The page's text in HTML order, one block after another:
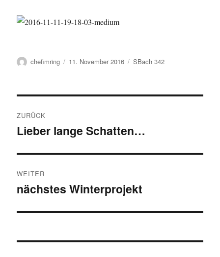
Autor
chefimring
Veröffentlicht
11. November 2016 Kategorien
SBach 342
ZURÜCK
Vorheriger
Lieber lange Schatten…
WEITER
Nächster
nächstes Winterprojekt